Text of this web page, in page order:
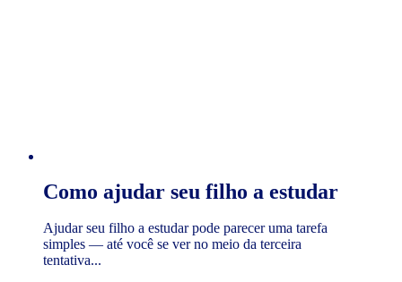
Como ajudar seu filho a estudar
Ajudar seu filho a estudar pode parecer uma tarefa
simples — até você se ver no meio da terceira
tentativa...